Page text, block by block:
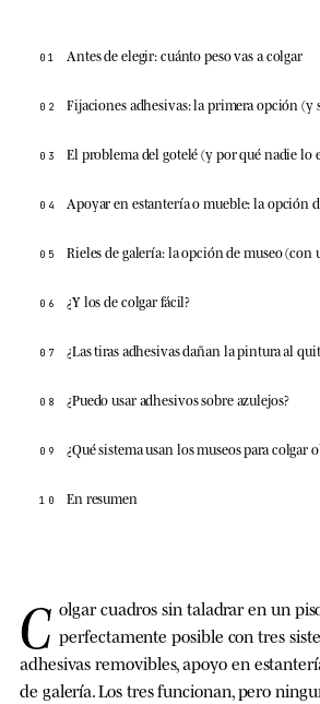
01 Antes de elegir: cuánto peso vas a colgar
02 Fijaciones adhesivas: la primera opción (y
03 El problema del gotelé (y por qué nadie lo
04 Apoyar en estantería o mueble: la opción
05 Rieles de galería: la opción de museo (con
06 ¿Y los de colgar fácil?
07 ¿Las tiras adhesivas dañan la pintura al
08 ¿Puedo usar adhesivos sobre azulejos?
09 ¿Qué sistema usan los museos para colgar
10 En resumen
C olgar cuadros sin taladrar en un
perfectamente posible con tres
adhesivas removibles, apoyo en
de galería. Los tres funcionan, pero